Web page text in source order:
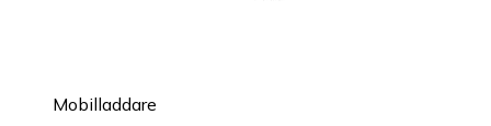
Mobilladdare